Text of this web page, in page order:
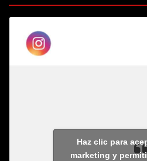
Haz clic para
marketing y